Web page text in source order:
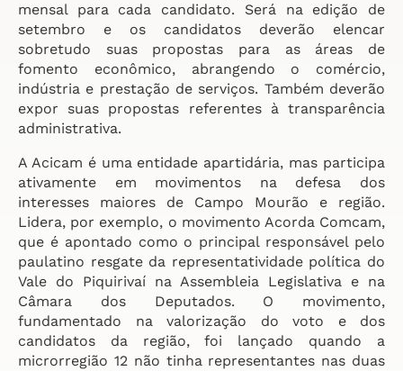
mensal para cada candidato. Será na edição de
setembro e os candidatos deverão elencar
sobretudo suas propostas para as áreas de
fomento econômico, abrangendo o comércio,
indústria e prestação de serviços. Também deverão
expor suas propostas referentes à transparência
administrativa.
A Acicam é uma entidade apartidária, mas participa
ativamente em movimentos na defesa dos
interesses maiores de Campo Mourão e região.
Lidera, por exemplo, o movimento Acorda Comcam,
que é apontado como o principal responsável pelo
paulatino resgate da representatividade política do
Vale do Piquirivaí na Assembleia Legislativa e na
Câmara dos Deputados. O movimento,
fundamentado na valorização do voto e dos
candidatos da região, foi lançado quando a
microrregião 12 não tinha representantes nas duas